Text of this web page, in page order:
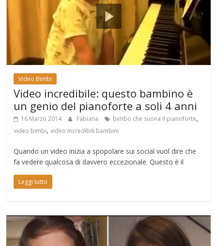
Video Bimbi
Video incredibile: questo bambino è
un genio del pianoforte a soli 4 anni
16 Marzo 2014 Fabiana bimbo che suona il pianoforte,
video bimbi,video incredibili bambini
Quando un video inizia a spopolare sui social vuol dire che
fa vedere qualcosa di davvero eccezionale. Questo è il
Leggi tutto